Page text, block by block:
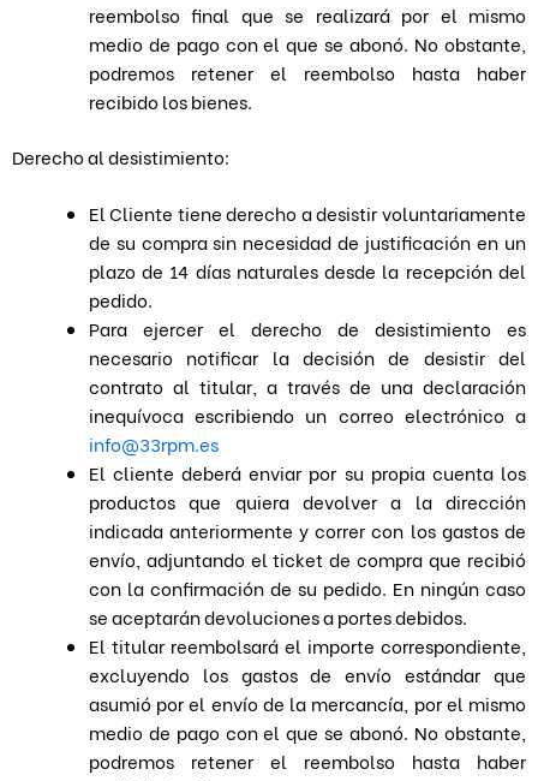
reembolso final que se realizará por el mismo
medio de pago con el que se abonó. No obstante,
podremos retener el reembolso hasta haber
recibido los bienes.
Derecho al desistimiento:
El Cliente tiene derecho a desistir voluntariamente
de su compra sin necesidad de justificación en un
plazo de 14 días naturales desde la recepción del
pedido.
Para ejercer el derecho de desistimiento es
necesario notificar la decisión de desistir del
contrato al titular, a través de una declaración
inequívoca escribiendo un correo electrónico a
info@33rpm.es
El cliente deberá enviar por su propia cuenta los
productos que quiera devolver a la dirección
indicada anteriormente y correr con los gastos de
envío, adjuntando el ticket de compra que recibió
con la confirmación de su pedido. En ningún caso
se aceptarán devoluciones a portes debidos.
El titular reembolsará el importe correspondiente,
excluyendo los gastos de envío estándar que
asumió por el envío de la mercancía, por el mismo
medio de pago con el que se abonó. No obstante,
podremos retener el reembolso hasta haber